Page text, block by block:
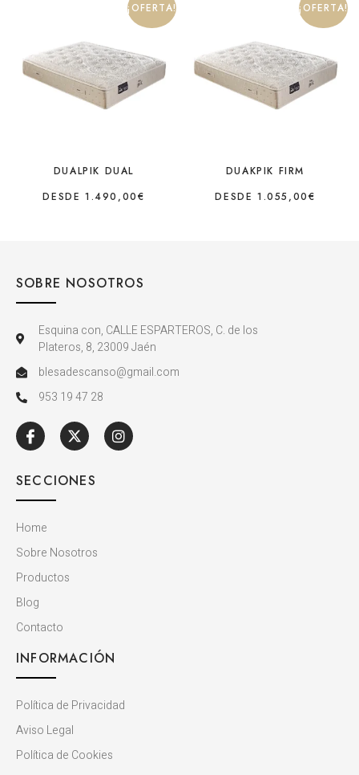
¡OFERTA!
DUALPIK DUAL
DESDE 1.490,00€
¡OFERTA!
DUAKPIK FIRM
DESDE 1.055,00€
SOBRE NOSOTROS
Esquina con, CALLE ESPARTEROS, C. de los
Plateros, 8, 23009 Jaén
blesadescanso@gmail.com
953 19 47 28
SECCIONES
Home
Sobre Nosotros
Productos
Blog
Contacto
INFORMACIÓN
Política de Privacidad
Aviso Legal
Política de Cookies